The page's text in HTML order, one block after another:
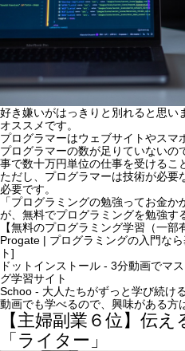
好き嫌いがはっきりと別れると思い
オススメです。
プログラマーはウェブサイトやス
プログラマーの数が足りていない
事で数十万円単位の仕事を受けるこ
ただし、プログラマーは技術が必
必要です。
「プログラミングの勉強ってお金か
が、無料でプログラミングを勉強す
【無料のプログラミング学習（一部
Progate | プログラミングの入門な
ト]
ドットインストール - 3分動画でマ
グ学習サイト
Schoo - 大人たちがずっと学び続け
動画でも学べるので、興味がある方
【主婦副業６位】伝
「ライター」